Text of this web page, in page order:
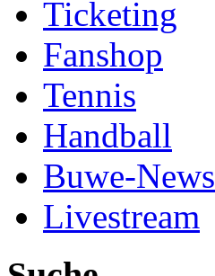
Ticketing
Fanshop
Tennis
Handball
Buwe-News
Livestream